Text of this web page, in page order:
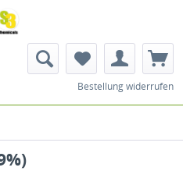
Bestellung widerrufen